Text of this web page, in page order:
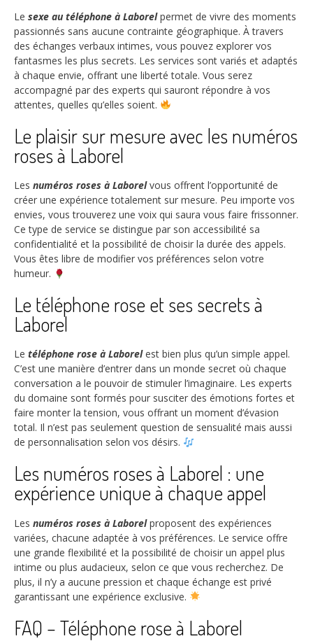
Le sexe au téléphone à Laborelpermet de vivre des moments
passionnés sans aucune contrainte géographique. À travers
des échanges verbaux intimes, vous pouvez explorer vos
fantasmes les plus secrets. Les services sont variés et adaptés
à chaque envie, offrant une liberté totale. Vous serez
accompagné par des experts qui sauront répondre à vos
attentes, quelles qu’elles soient.
Le plaisir sur mesure avec les numéros
roses à Laborel
Les numéros roses à Laborelvous offrent l’opportunité de
créer une expérience totalement sur mesure. Peu importe vos
envies, vous trouverez une voix qui saura vous faire frissonner.
Ce type de service se distingue par son accessibilité sa
confidentialité et la possibilité de choisir la durée des appels.
Vous êtes libre de modifier vos préférences selon votre
humeur.
Le téléphone rose et ses secrets à
Laborel
Le téléphone rose à Laborelest bien plus qu’un simple appel.
C’est une manière d’entrer dans un monde secret où chaque
conversation a le pouvoir de stimuler l’imaginaire. Les experts
du domaine sont formés pour susciter des émotions fortes et
faire monter la tension, vous offrant un moment d’évasion
total. Il n’est pas seulement question de sensualité mais aussi
de personnalisation selon vos désirs.
Les numéros roses à Laborel : une
expérience unique à chaque appel
Les numéros roses à Laborelproposent des expériences
variées, chacune adaptée à vos préférences. Le service offre
une grande flexibilité et la possibilité de choisir un appel plus
intime ou plus audacieux, selon ce que vous recherchez. De
plus, il n’y a aucune pression et chaque échange est privé
garantissant une expérience exclusive.
FAQ – Téléphone rose à Laborel